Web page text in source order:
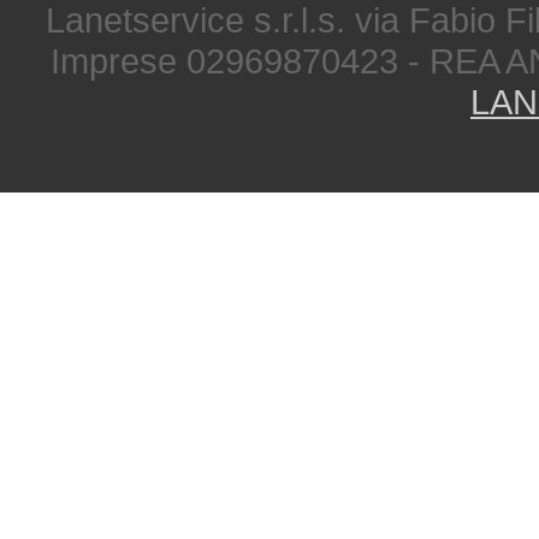
Lanetservice s.r.l.s. via Fabio
Imprese 02969870423 - REA